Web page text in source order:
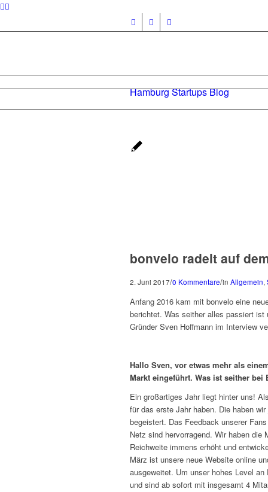
Hamburg Startups Blog
bonvelo radelt auf
2. Juni 2017/0 Kommentare/in Allgemein,
Anfang 2016 kam mit bonvelo eine
berichtet. Was seither alles passiert ist
Gründer Sven Hoffmann im Interview
Hallo Sven, vor etwas mehr als
Markt eingeführt. Was ist seither bei
Ein großartiges Jahr liegt hinter uns!
für das erste Jahr haben. Die haben
begeistert. Das Feedback unserer
Netz sind hervorragend. Wir haben die
Reichweite immens erhöht und
März ist unsere neue Website online
ausgeweitet. Um unser hohes Level
und sind ab sofort mit insgesamt 4